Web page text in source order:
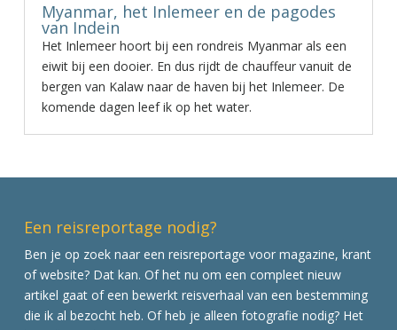
Myanmar, het Inlemeer en de pagodes
van Indein
Het Inlemeer hoort bij een rondreis Myanmar als een
eiwit bij een dooier. En dus rijdt de chauffeur vanuit de
bergen van Kalaw naar de haven bij het Inlemeer. De
komende dagen leef ik op het water.
Een reisreportage nodig?
Ben je op zoek naar een reisreportage voor magazine, krant
of website? Dat kan. Of het nu om een compleet nieuw
artikel gaat of een bewerkt reisverhaal van een bestemming
die ik al bezocht heb. Of heb je alleen fotografie nodig? Het